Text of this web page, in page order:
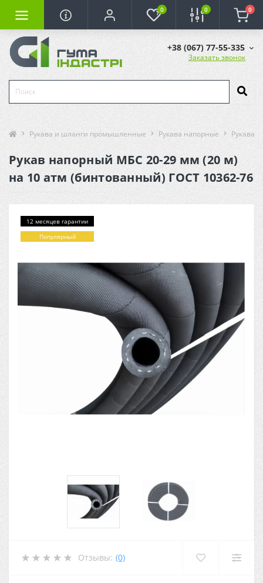
0 0 0
+38 (067) 77-55-335
Заказать звонок
Рукава и шланги промышленные Рукава напорные Рукава
Рукав напорный МБС 20-29 мм (20 м)
на 10 атм (бинтованный) ГОСТ 10362-76
12 месяцев гарантии
Популярный
Отзывы: (0)